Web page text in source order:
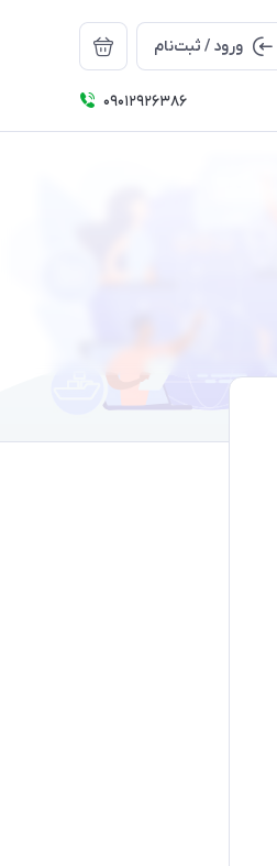
ورود / ثبت‌نام
09012926386